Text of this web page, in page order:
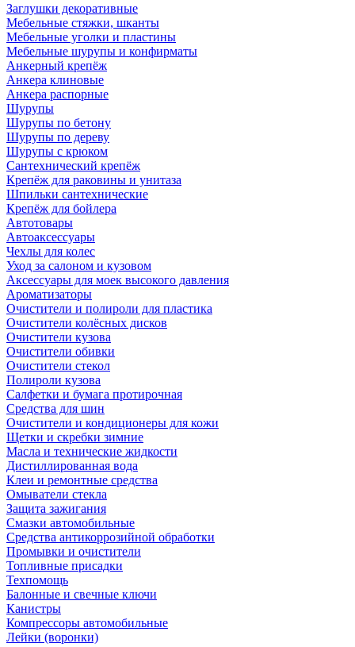
Заглушки декоративные
Мебельные стяжки, шканты
Мебельные уголки и пластины
Мебельные шурупы и конфирматы
Анкерный крепёж
Анкера клиновые
Анкера распорные
Шурупы
Шурупы по бетону
Шурупы по дереву
Шурупы с крюком
Сантехнический крепёж
Крепёж для раковины и унитаза
Шпильки сантехнические
Крепёж для бойлера
Автотовары
Автоаксессуары
Чехлы для колес
Уход за салоном и кузовом
Аксессуары для моек высокого давления
Ароматизаторы
Очистители и полироли для пластика
Очистители колёсных дисков
Очистители кузова
Очистители обивки
Очистители стекол
Полироли кузова
Салфетки и бумага протирочная
Средства для шин
Очистители и кондиционеры для кожи
Щетки и скребки зимние
Масла и технические жидкости
Дистиллированная вода
Клеи и ремонтные средства
Омыватели стекла
Защита зажигания
Смазки автомобильные
Средства антикоррозийной обработки
Промывки и очистители
Топливные присадки
Техпомощь
Балонные и свечные ключи
Канистры
Компрессоры автомобильные
Лейки (воронки)